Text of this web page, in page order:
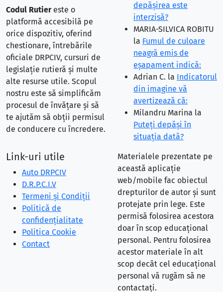
Codul Rutiereste o
platformă accesibilă pe
orice dispozitiv, oferind
chestionare, întrebările
oficiale DRPCIV, cursuri de
legislație rutieră și multe
alte resurse utile. Scopul
nostru este să simplificăm
procesul de învățare și să
te ajutăm să obții permisul
de conducere cu încredere.
depăşirea este
interzisă?
MARIA-SILVICA ROBITU
la Fumul de culoare
neagră emis de
eşapament indică:
Adrian C. la Indicatorul
din imagine vă
avertizează că:
Milandru Marina la
Puteţi depăşi în
situaţia dată?
Link-uri utile
Auto DRPCIV
D.R.P.C.I.V
Termeni și Condiții
Politică de
confidențialitate
Politica Cookie
Contact
Materialele prezentate pe
această aplicație
web/mobile fac obiectul
drepturilor de autor și sunt
protejate prin lege. Este
permisă folosirea acestora
doar în scop educațional
personal. Pentru folosirea
acestor materiale în alt
scop decât cel educațional
personal vă rugăm să ne
contactați.